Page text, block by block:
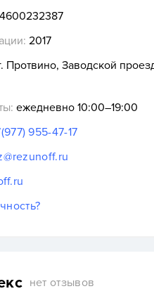
2017
Протвино, Заводской
ежедневно 10:00–19:00
955-47-17
нет отзывов